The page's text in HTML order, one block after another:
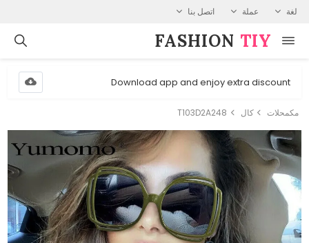
لغة عملة اتصل بنا
FASHION⁠ TIY
Download app and enjoy extra discount
مكمحلات كال T103D2A248